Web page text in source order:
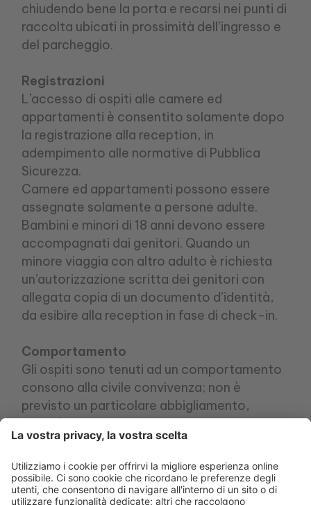
chiudendo bene la porta e recarsi nei punti di
raccolta ubicati in prossimità dell’ingresso e
del parcheggio.
Registrazioni
L’accesso di ospiti alle camere ed
appartamenti è consentito solamente dopo
la registrazione alla reception, in
adempimento alle normative di Pubblica
Sicurezza.
Camere ed appartamenti possono essere
assegnate solamente a persone adulte.
Bambini e minori di 18 anni devono essere
accompagnati dai genitori. Quando un
minore viaggia con altro adulto è richiesta
un’autorizzazione scritta dei genitori con
allegata copia di un documento d’identità,
da esibire alla reception in fase di check-in.
Comportamento
Gli ospiti sono tenuti ad un comportamento
consono alla civile convivenza; non è
previsto un particolare abbigliamento,
purché si rispettino le elementari norme di
buona educazione e pubblica decenza.
In particolar modo nelle ore di riposo è
richiesta attenzione affinché si evitino
rumori molesti di qualsiasi genere ed